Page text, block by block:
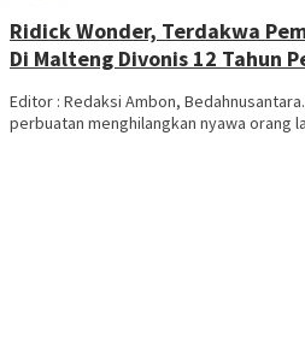
Ridick Wonder, Terdakwa
Di Malteng Divonis 12 Tahun
Editor : Redaksi Ambon,
perbuatan menghilangkan nyawa orang